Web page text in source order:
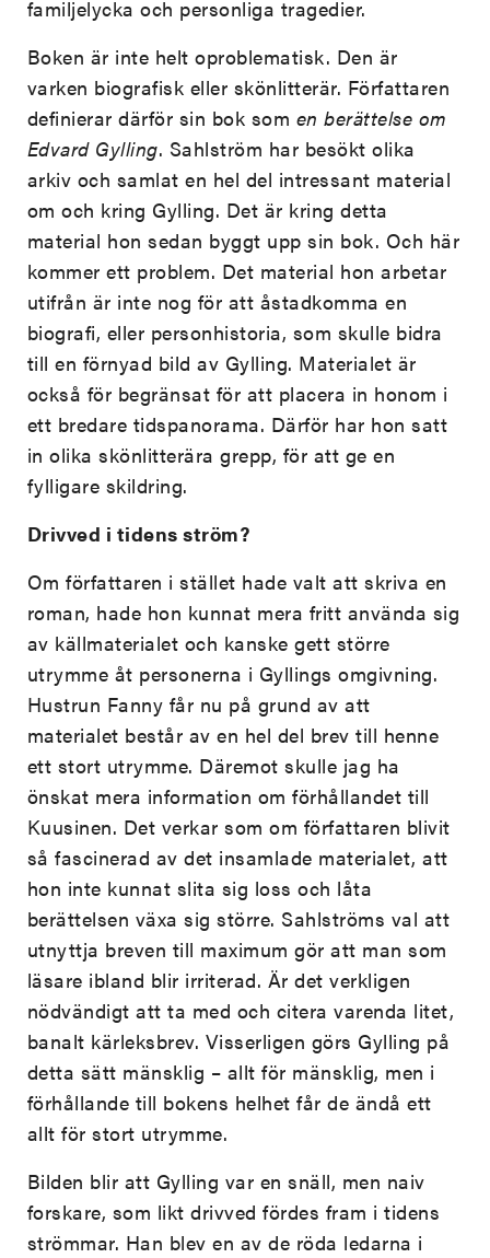
familjelycka och personliga tragedier.
Boken är inte helt oproblematisk. Den är
varken biografisk eller skönlitterär. Författaren
definierar därför sin bok som en berättelse om
Edvard Gylling. Sahlström har besökt olika
arkiv och samlat en hel del intressant material
om och kring Gylling. Det är kring detta
material hon sedan byggt upp sin bok. Och här
kommer ett problem. Det material hon arbetar
utifrån är inte nog för att åstadkomma en
biografi, eller personhistoria, som skulle bidra
till en förnyad bild av Gylling. Materialet är
också för begränsat för att placera in honom i
ett bredare tidspanorama. Därför har hon satt
in olika skönlitterära grepp, för att ge en
fylligare skildring.
Drivved i tidens ström?
Om författaren i stället hade valt att skriva en
roman, hade hon kunnat mera fritt använda sig
av källmaterialet och kanske gett större
utrymme åt personerna i Gyllings omgivning.
Hustrun Fanny får nu på grund av att
materialet består av en hel del brev till henne
ett stort utrymme. Däremot skulle jag ha
önskat mera information om förhållandet till
Kuusinen. Det verkar som om författaren blivit
så fascinerad av det insamlade materialet, att
hon inte kunnat slita sig loss och låta
berättelsen växa sig större. Sahlströms val att
utnyttja breven till maximum gör att man som
läsare ibland blir irriterad. Är det verkligen
nödvändigt att ta med och citera varenda litet,
banalt kärleksbrev. Visserligen görs Gylling på
detta sätt mänsklig – allt för mänsklig, men i
förhållande till bokens helhet får de ändå ett
allt för stort utrymme.
Bilden blir att Gylling var en snäll, men naiv
forskare, som likt drivved fördes fram i tidens
strömmar. Han blev en av de röda ledarna i